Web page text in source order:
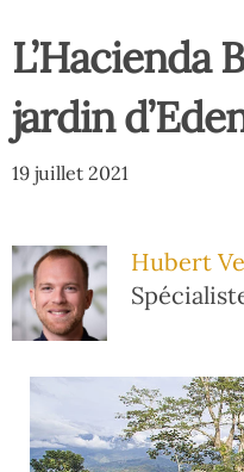
L’Hacienda
jardin
19 juillet 2021
Hubert